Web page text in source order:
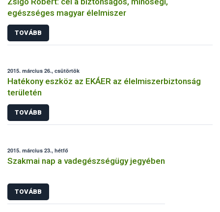
egészséges magyar élelmiszer
TOVÁBB
2015. március 26., csütörtök
Hatékony eszköz az EKÁER az élelmiszerbiztonság
területén
TOVÁBB
2015. március 23., hétfő
Szakmai nap a vadegészségügy jegyében
TOVÁBB